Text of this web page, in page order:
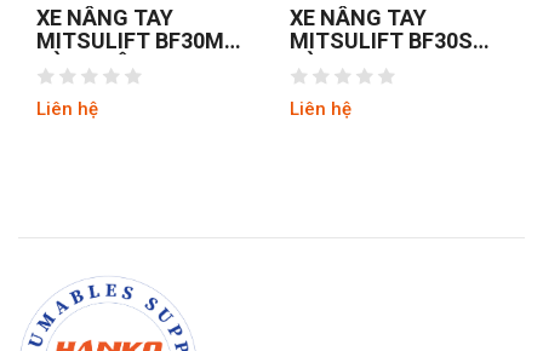
XE NÂNG TAY
MITSULIFT BF30M
CÀNG RỘNG
Liên hệ
XE NÂNG TAY
MITSULIFT BF30S
CÀNG HẸP
Liên hệ